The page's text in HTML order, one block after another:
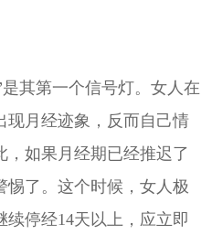
其第一个信号灯。女人在
现月经迹象，反而自己情
，如果月经期已经推迟了
惕了。这个时候，女人极
停经14天以上，应立即